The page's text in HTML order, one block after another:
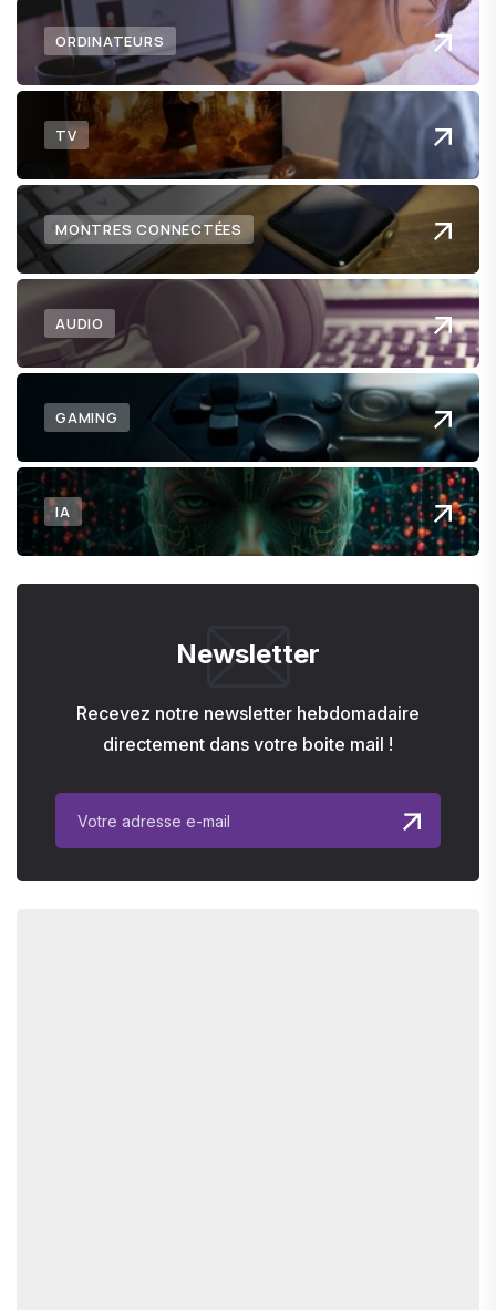
ORDINATEURS
TV
MONTRES CONNECTÉES
AUDIO
GAMING
IA
Newsletter
Recevez notre newsletter hebdomadaire
directement dans votre boite mail !